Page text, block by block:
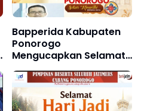
Bapperida Kabupaten
Ponorogo
Mengucapkan Selamat
Hari Jadi Kabupaten
Ponorogo ke 530, 11
Agustus 1496 - 11
Agustus 2026